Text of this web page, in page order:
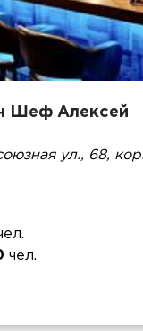
Шеф Алексей
ул., 68,
чел.